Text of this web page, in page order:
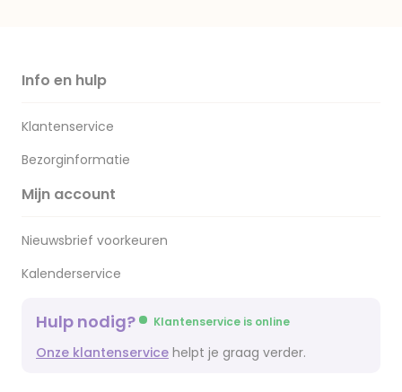
Info en hulp
Klantenservice
Bezorginformatie
Mijn account
Nieuwsbrief voorkeuren
Kalenderservice
Hulp nodig? Klantenservice is online
Onze klantenservice helpt je graag verder.